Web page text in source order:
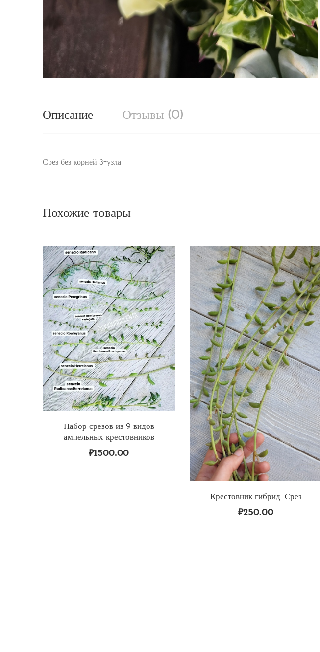
Описание Отзывы (0)
Срез без корней 3+узла
Похожие товары
Набор срезов из 9 видов
ампельных крестовников
₽1500.00
Крестовник гибрид. Срез
₽250.00